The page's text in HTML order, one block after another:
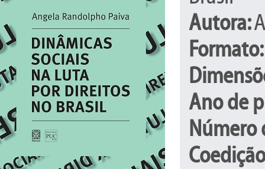
Autora:
Ano de
Número